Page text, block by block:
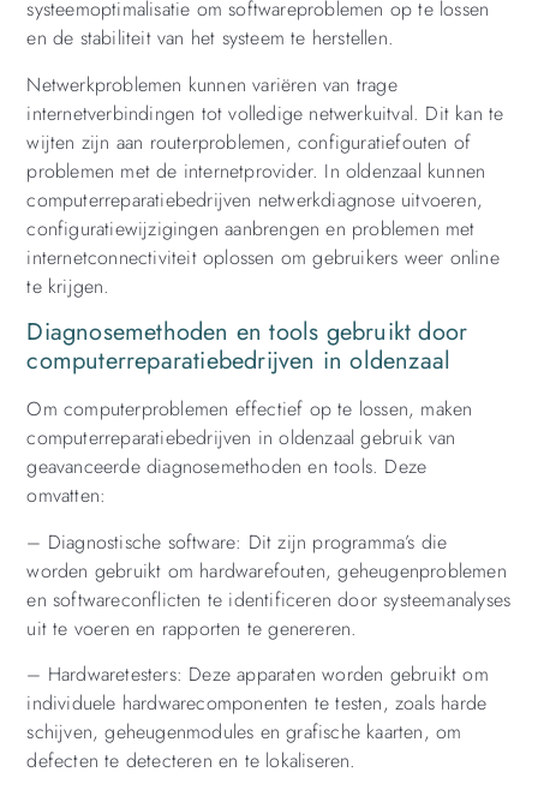
systeemoptimalisatie om softwareproblemen op te lossen
en de stabiliteit van het systeem te herstellen.
Netwerkproblemen kunnen variëren van trage
internetverbindingen tot volledige netwerkuitval. Dit kan te
wijten zijn aan routerproblemen, configuratiefouten of
problemen met de internetprovider. In oldenzaal kunnen
computerreparatiebedrijven netwerkdiagnose uitvoeren,
configuratiewijzigingen aanbrengen en problemen met
internetconnectiviteit oplossen om gebruikers weer online
te krijgen.
Diagnosemethoden en tools gebruikt door
computerreparatiebedrijven in oldenzaal
Om computerproblemen effectief op te lossen, maken
computerreparatiebedrijven in oldenzaal gebruik van
geavanceerde diagnosemethoden en tools. Deze
omvatten:
– Diagnostische software: Dit zijn programma’s die
worden gebruikt om hardwarefouten, geheugenproblemen
en softwareconflicten te identificeren door systeemanalyses
uit te voeren en rapporten te genereren.
– Hardwaretesters: Deze apparaten worden gebruikt om
individuele hardwarecomponenten te testen, zoals harde
schijven, geheugenmodules en grafische kaarten, om
defecten te detecteren en te lokaliseren.